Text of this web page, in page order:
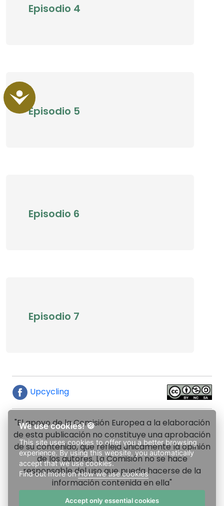
Accessibility
Episodio 4
Episodio 5
Episodio 6
Episodio 7
Upcycling
"El apoyo de la Comisión Europea a la elaboración
de esta publicación no constituye una aprobación
de su contenido, que refleja únicamente la opinión
de los autores. La Comisión no se hace
responsable del uso que pueda hacerse de la
información contenida en ella"
We use cookies! 🍪
This site uses cookies to offer you a better browsing
experience. By using this website, you automatically
accept that we use cookies.
Find out more onHow we use cookies
Accept only essential cookies